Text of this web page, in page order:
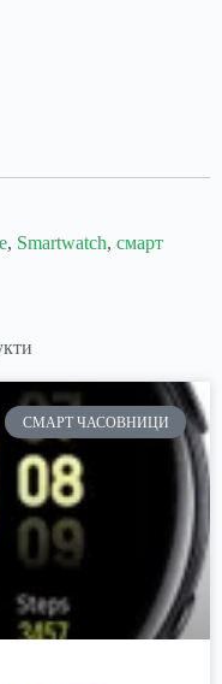
, Smartwatch, смарт
СМАРТ ЧАСОВНИЦИ